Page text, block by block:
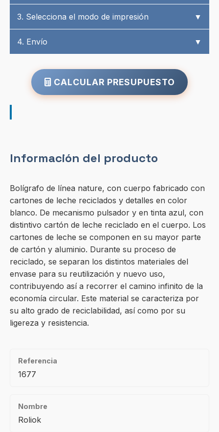
3. Selecciona el modo de impresión ▼
4. Envío ▼
CALCULAR PRESUPUESTO
Información del producto
Bolígrafo de línea nature, con cuerpo fabricado con
cartones de leche reciclados y detalles en color
blanco. De mecanismo pulsador y en tinta azul, con
distintivo cartón de leche reciclado en el cuerpo. Los
cartones de leche se componen en su mayor parte
de cartón y aluminio. Durante su proceso de
reciclado, se separan los distintos materiales del
envase para su reutilización y nuevo uso,
contribuyendo así a recorrer el camino infinito de la
economía circular. Este material se caracteriza por
su alto grado de reciclabilidad, así como por su
ligereza y resistencia.
Referencia
1677
Nombre
Roliok